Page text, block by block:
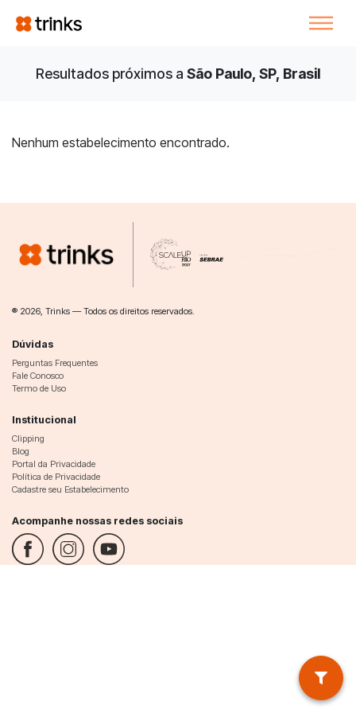
Resultados próximos a São Paulo, SP, Brasil
Nenhum estabelecimento encontrado.
® 2026, Trinks — Todos os direitos reservados.
Dúvidas
Perguntas Frequentes
Fale Conosco
Termo de Uso
Institucional
Clipping
Blog
Portal da Privacidade
Política de Privacidade
Cadastre seu Estabelecimento
Acompanhe nossas redes sociais